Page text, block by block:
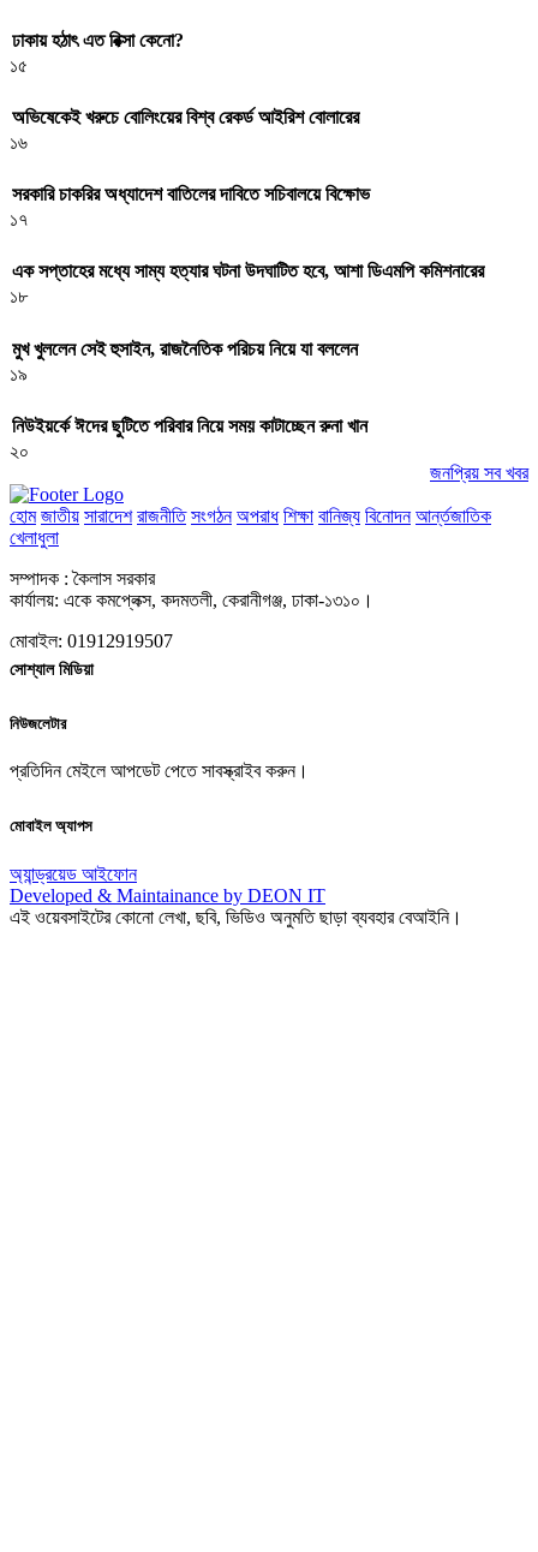
ঢাকায় হঠাৎ এত রিক্সা কেনো?
১৫
অভিষেকেই খরুচে বোলিংয়ের বিশ্ব রেকর্ড আইরিশ বোলারের
১৬
সরকারি চাকরির অধ্যাদেশ বাতিলের দাবিতে সচিবালয়ে বিক্ষোভ
১৭
এক সপ্তাহের মধ্যে সাম্য হত্যার ঘটনা উদঘাটিত হবে, আশা ডিএমপি কমিশনারের
১৮
মুখ খুললেন সেই হুসাইন, রাজনৈতিক পরিচয় নিয়ে যা বললেন
১৯
নিউইয়র্কে ঈদের ছুটিতে পরিবার নিয়ে সময় কাটাচ্ছেন রুনা খান
২০
জনপ্রিয় সব খবর
হোম জাতীয় সারাদেশ রাজনীতি সংগঠন অপরাধ শিক্ষা বানিজ্য বিনোদন আর্ন্তজাতিক
খেলাধুলা
সম্পাদক : কৈলাস সরকার
কার্যালয়: একে কমপ্লেক্স, কদমতলী, কেরানীগঞ্জ, ঢাকা-১৩১০।
মোবাইল: 01912919507
সোশ্যাল মিডিয়া
নিউজলেটার
প্রতিদিন মেইলে আপডেট পেতে সাবস্ক্রাইব করুন।
মোবাইল অ্যাপস
অ্যান্ড্রয়েড আইফোন
Developed & Maintainance by DEON IT
এই ওয়েবসাইটের কোনো লেখা, ছবি, ভিডিও অনুমতি ছাড়া ব্যবহার বেআইনি।